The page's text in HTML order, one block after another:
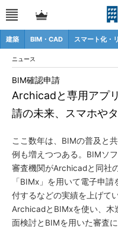
建築 BIM・CAD スマート化・
ニュース
Archicadと専用アプ
請の未来、スマホや
BIM確認申請
ここ数年は、BIMの普及と
例も増えつつある。BIMソ
審査機関がArchicadと同社
「BIMx」を用いて電子申
付するなどの実績を上げて
ArchicadとBIMxを使い、木
面検討とBIMを用いた審査